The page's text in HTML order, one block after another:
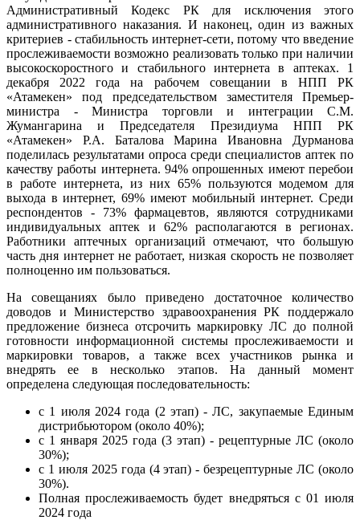
Административный Кодекс РК для исключения этого
административного наказания. И наконец, один из важных
критериев - стабильность интернет-сети, потому что введение
прослеживаемости возможно реализовать только при наличии
высокоскоростного и стабильного интернета в аптеках. 1
декабря 2022 года на рабочем совещании в НПП РК
«Атамекен» под председательством заместителя Премьер-
министра - Министра торговли и интеграции С.М.
Жумангарина и Председателя Президиума НПП РК
«Атамекен» Р.А. Баталова Марина Ивановна Дурманова
поделилась результатами опроса среди специалистов аптек по
качеству работы интернета. 94% опрошенных имеют перебои
в работе интернета, из них 65% пользуются модемом для
выхода в интернет, 69% имеют мобильный интернет. Среди
респондентов - 73% фармацевтов, являются сотрудниками
индивидуальных аптек и 62% располагаются в регионах.
Работники аптечных организаций отмечают, что большую
часть дня интернет не работает, низкая скорость не позволяет
полноценно им пользоваться.
На совещаниях было приведено достаточное количество
доводов и Министерство здравоохранения РК поддержало
предложение бизнеса отсрочить маркировку ЛС до полной
готовности информационной системы прослеживаемости и
маркировки товаров, а также всех участников рынка и
внедрять ее в несколько этапов. На данный момент
определена следующая последовательность:
с 1 июля 2024 года (2 этап) - ЛС, закупаемые Единым
дистрибьютором (около 40%);
с 1 января 2025 года (3 этап) - рецептурные ЛС (около
30%);
с 1 июля 2025 года (4 этап) - безрецептурные ЛС (около
30%).
Полная прослеживаемость будет внедряться с 01 июля
2024 года